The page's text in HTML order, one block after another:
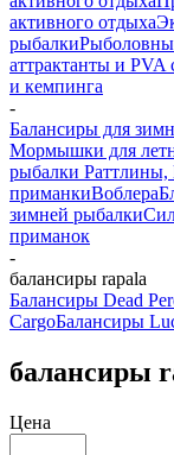
активного отдыха
рыбалки
аттрактанты и
и кемпинга
-
Балансиры для
Мормышки для
рыбалки
приманкиВоблера
зимней рыбалки
приманок
-
балансиры rapala
Балансиры Dead
CargoБалансиры
балансиры
Цена